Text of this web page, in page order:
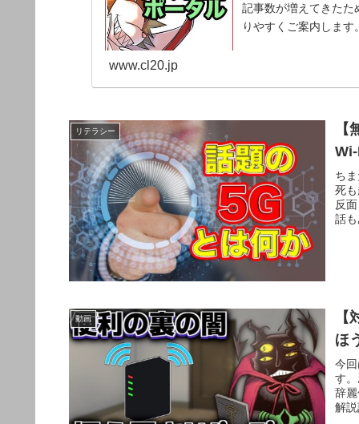
記事数が増えてきたた
りやすくご案内します
www.cl20.jp
リテラシー
ち
死
反
話
動画
ほ
今
す
辞
解